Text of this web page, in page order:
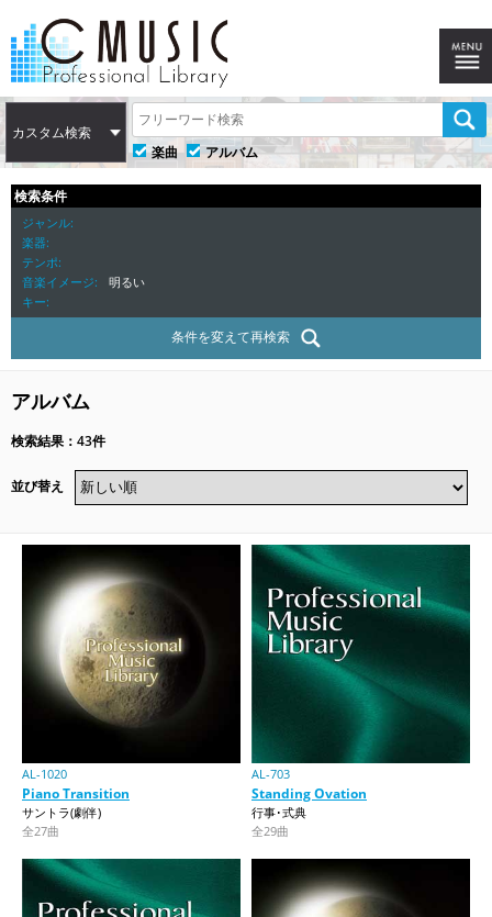
カスタム検索
楽曲
アルバム
検索条件
ジャンル
楽器
テンポ
音楽イメージ
明るい
キー
条件を変えて再検索
アルバム
検索結果：43件
並び替え
AL-1020
Piano Transition
サントラ(劇伴)
全27曲
AL-703
Standing Ovation
行事･式典
全29曲